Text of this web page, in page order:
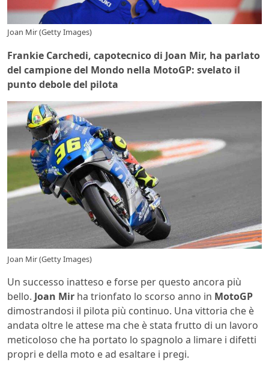
Joan Mir (Getty Images)
Frankie Carchedi, capotecnico di Joan Mir, ha parlato
del campione del Mondo nella MotoGP: svelato il
punto debole del pilota
Joan Mir (Getty Images)
Un successo inatteso e forse per questo ancora più
bello. Joan Mir ha trionfato lo scorso anno in MotoGP
dimostrandosi il pilota più continuo. Una vittoria che è
andata oltre le attese ma che è stata frutto di un lavoro
meticoloso che ha portato lo spagnolo a limare i difetti
propri e della moto e ad esaltare i pregi.